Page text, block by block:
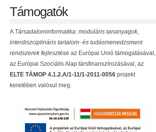
Támogatók
A Társadalominformatika: moduláris tananyagok,
interdiszciplináris tartalom- és tudásmenedzsment
rendszerek fejlesztése az Európai Unió támogatásával,
az Európai Szociális Alap társfinanszírozásával, az
ELTE TÁMOP 4.1.2.A/1-11/1-2011-0056 projekt
keretében valósul meg.